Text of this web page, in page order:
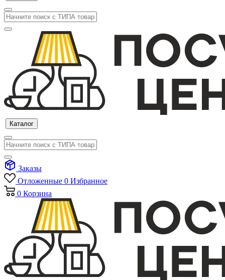
Каталог
Заказы
Отложенные 0 Избранное
0 Корзина